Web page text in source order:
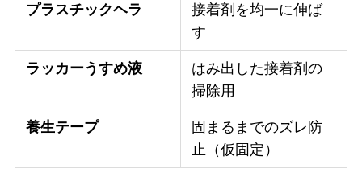
プラスチックヘラ
接着剤を均一に伸ば
す
ラッカーうすめ液
はみ出した接着剤の
掃除用
養生テープ
固まるまでのズレ防
止（仮固定）